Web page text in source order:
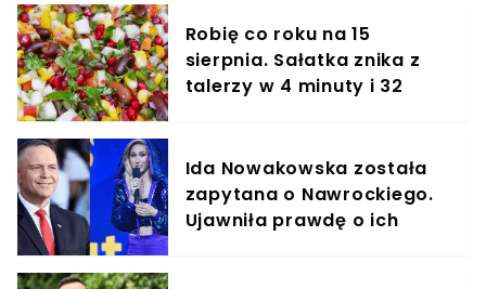
Robię co roku na 15
sierpnia. Sałatka znika z
talerzy w 4 minuty i 32
Ida Nowakowska została
zapytana o Nawrockiego.
Ujawniła prawdę o ich